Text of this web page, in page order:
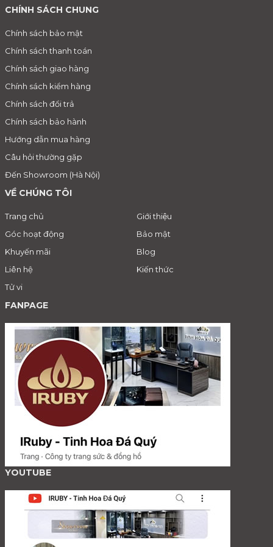
CHÍNH SÁCH CHUNG
Chính sách bảo mật
Chính sách thanh toán
Chính sách giao hàng
Chính sách kiểm hàng
Chính sách đổi trả
Chính sách bảo hành
Hướng dẫn mua hàng
Câu hỏi thường gặp
Đến Showroom (Hà Nội)
VỀ CHÚNG TÔI
Trang chủ
Giới thiệu
Góc hoạt động
Bảo mật
Khuyến mãi
Blog
Liên hệ
Kiến thức
Tử vi
FANPAGE
YOUTUBE